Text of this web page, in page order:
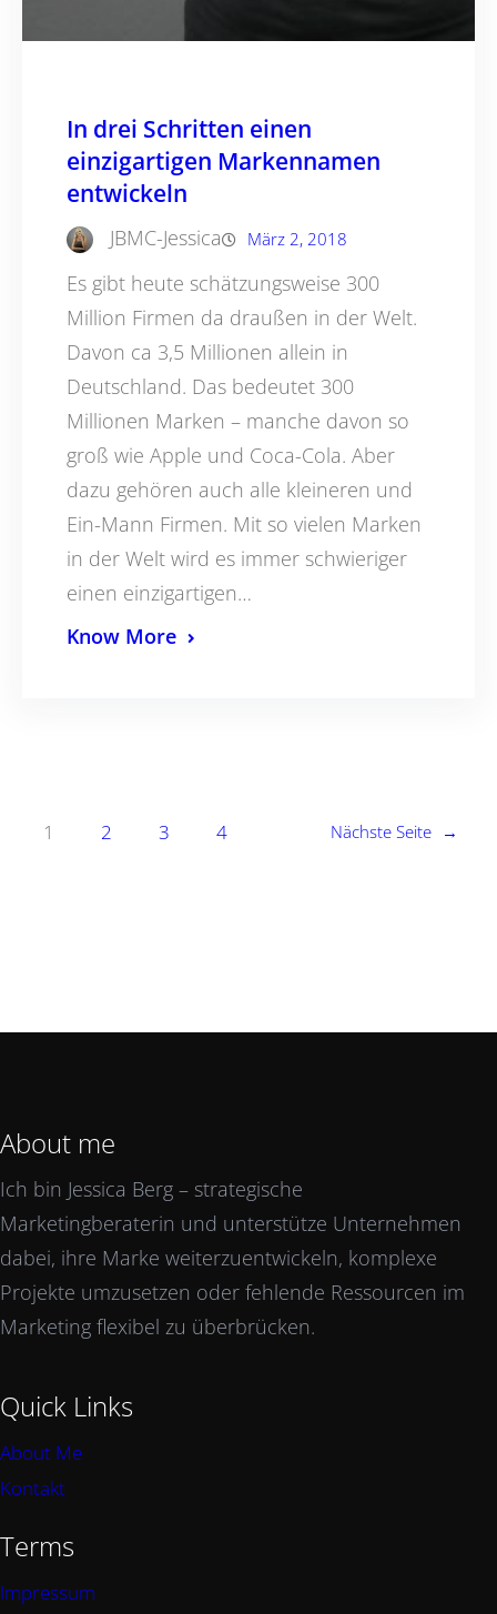
In drei Schritten einen
einzigartigen Markennamen
entwickeln
JBMC-Jessica März 2, 2018
Es gibt heute schätzungsweise 300
Million Firmen da draußen in der Welt.
Davon ca 3,5 Millionen allein in
Deutschland. Das bedeutet 300
Millionen Marken – manche davon so
groß wie Apple und Coca-Cola. Aber
dazu gehören auch alle kleineren und
Ein-Mann Firmen. Mit so vielen Marken
in der Welt wird es immer schwieriger
einen einzigartigen…
Know More
1 2 3 4 Nächste Seite →
About me
Ich bin Jessica Berg – strategische
Marketingberaterin und unterstütze Unternehmen
dabei, ihre Marke weiterzuentwickeln, komplexe
Projekte umzusetzen oder fehlende Ressourcen im
Marketing flexibel zu überbrücken.
Quick Links
About Me
Kontakt
Terms
Impressum